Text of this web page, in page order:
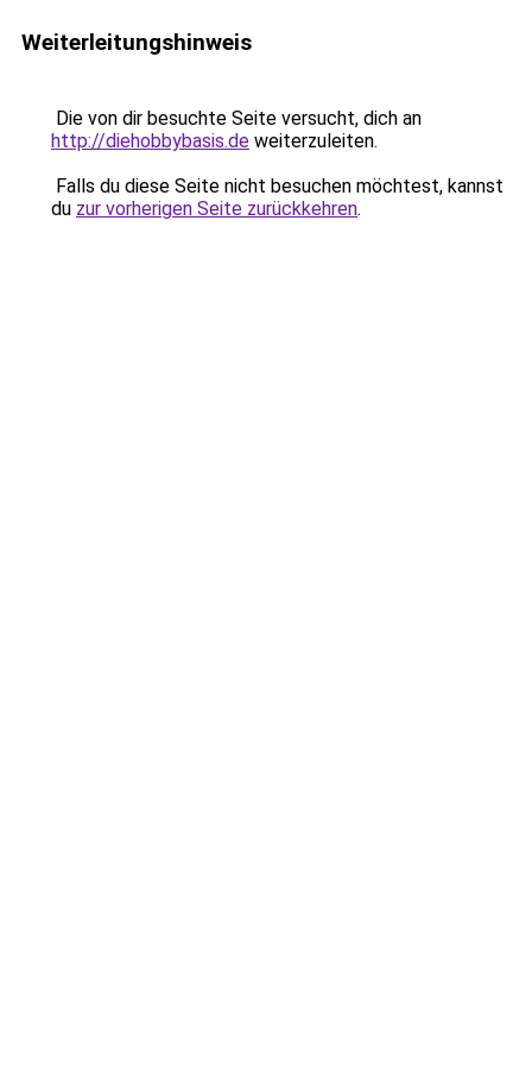
Weiterleitungshinweis
Die von dir besuchte Seite versucht, dich an
http://diehobbybasis.de weiterzuleiten.
Falls du diese Seite nicht besuchen möchtest, kannst
du zur vorherigen Seite zurückkehren.